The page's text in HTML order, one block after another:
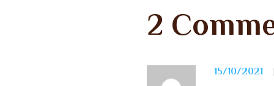
2
15/10/2021